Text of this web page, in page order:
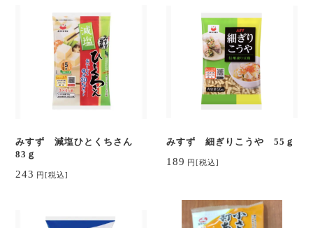
みすず 減塩ひとくちさん
83ｇ
243 円[税込]
みすず 細ぎりこうや 55ｇ
189 円[税込]